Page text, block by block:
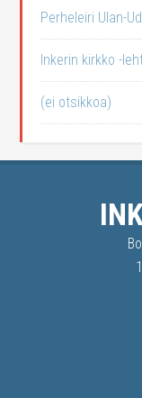
Perheleiri Ulan-
Inkerin kirkko -
(ei otsikkoa)